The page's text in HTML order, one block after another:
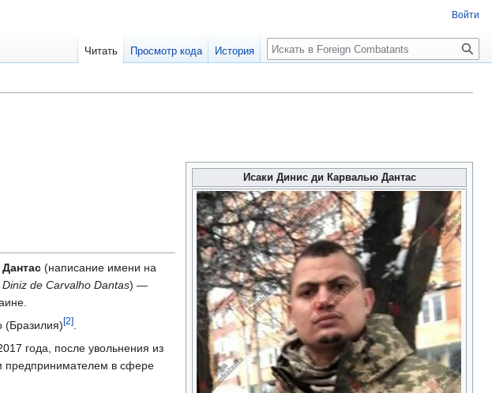
Исаки Динис ди Карвалью Дантас
(написание имени на
de Carvalho Dantas) —
[2].
года, после увольнения из
в сфере
Войти
Читать Просмотр кода История